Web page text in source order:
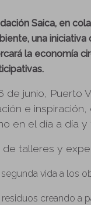
Saica, en
una
la economía
de junio, Puerto
e
en el día a día
de talleres y
segunda vida a los
creando a